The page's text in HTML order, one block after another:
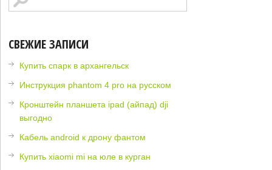
СВЕЖИЕ ЗАПИСИ
Купить спарк в архангельск
Инструкция phantom 4 pro на русском
Кронштейн планшета ipad (айпад) dji
выгодно
Кабель android к дрону фантом
Купить xiaomi mi на юле в курган